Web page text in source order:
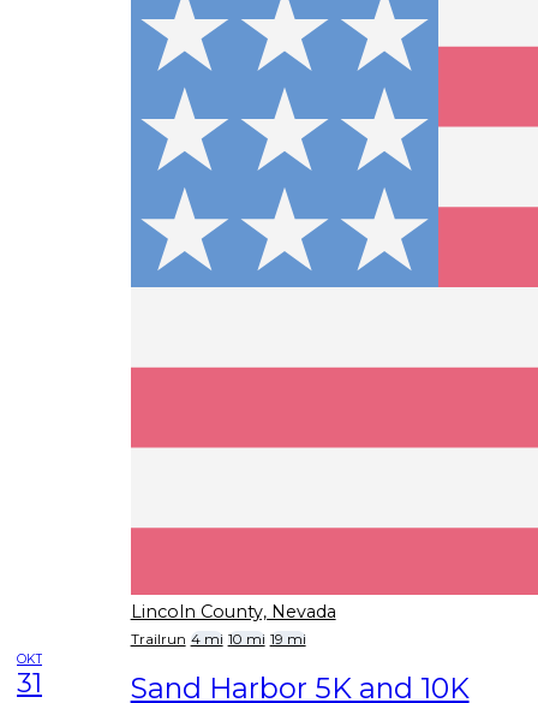
Lincoln County, Nevada
Trailrun 4 mi 10 mi 19 mi
OKT
31 Sand Harbor 5K and 10K